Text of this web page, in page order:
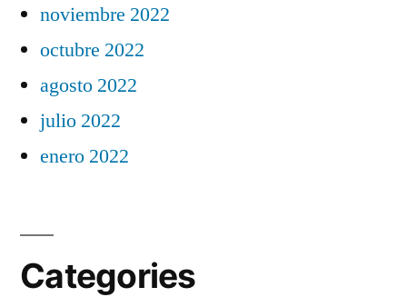
noviembre 2022
octubre 2022
agosto 2022
julio 2022
enero 2022
Categories